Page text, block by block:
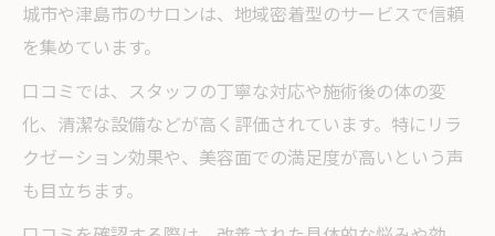
城市や津島市のサロンは、地域密着型のサービスで信頼
を集めています。
口コミでは、スタッフの丁寧な対応や施術後の体の変
化、清潔な設備などが高く評価されています。特にリラ
クゼーション効果や、美容面での満足度が高いという声
も目立ちます。